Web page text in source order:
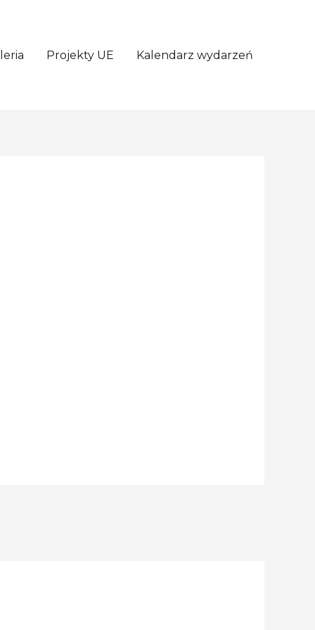
Projekty UE Kalendarz wydarzeń